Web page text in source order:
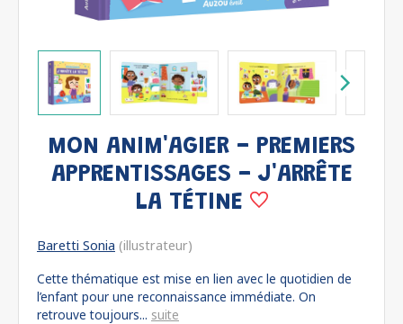
MON ANIM'AGIER - PREMIERS
APPRENTISSAGES - J'ARRÊTE
LA TÉTINE
Baretti Sonia (illustrateur)
Cette thématique est mise en lien avec le quotidien de
l’enfant pour une reconnaissance immédiate. On
retrouve toujours... suite